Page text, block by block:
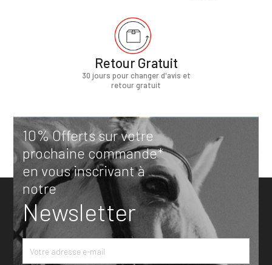
Retour Gratuit
30 jours pour changer d'avis et
retour gratuit
10% Offerts sur votre
prochaine commande*
en vous inscrivant à
notre
Newsletter